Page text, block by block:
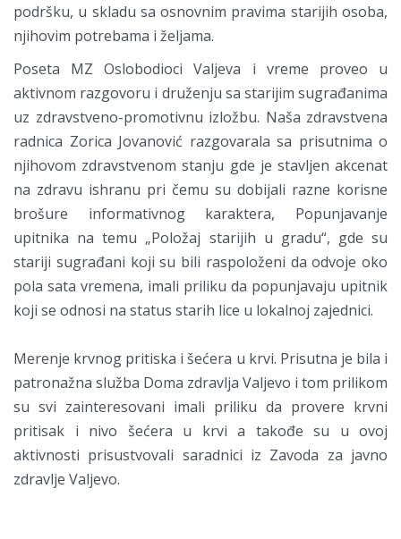
podršku, u skladu sa osnovnim pravima starijih osoba,
njihovim potrebama i željama.
Poseta MZ Oslobodioci Valjeva i vreme proveo u
aktivnom razgovoru i druženju sa starijim sugrađanima
uz zdravstveno-promotivnu izložbu. Naša zdravstvena
radnica Zorica Jovanović razgovarala sa prisutnima o
njihovom zdravstvenom stanju gde je stavljen akcenat
na zdravu ishranu pri čemu su dobijali razne korisne
brošure informativnog karaktera, Popunjavanje
upitnika na temu „Položaj starijih u gradu“, gde su
stariji sugrađani koji su bili raspoloženi da odvoje oko
pola sata vremena, imali priliku da popunjavaju upitnik
koji se odnosi na status starih lice u lokalnoj zajednici.
Merenje krvnog pritiska i šećera u krvi. Prisutna je bila i
patronažna služba Doma zdravlja Valjevo i tom prilikom
su svi zainteresovani imali priliku da provere krvni
pritisak i nivo šećera u krvi a takođe su u ovoj
aktivnosti prisustvovali saradnici iz Zavoda za javno
zdravlje Valjevo.